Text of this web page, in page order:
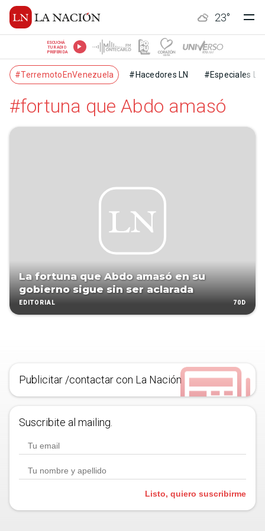
23°
ESCUCHÁ
TU RADIO
PREFERIDA
#TerremotoEnVenezuela #Hacedores LN #Especiales LN
#fortuna que Abdo amasó
La fortuna que Abdo amasó en su
gobierno sigue sin ser aclarada
EDITORIAL 70D
Publicitar /contactar con La Nación
Suscribite al mailing.
Listo, quiero suscribirme